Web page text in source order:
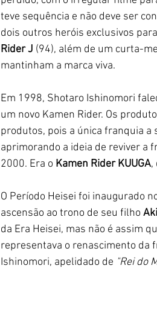
teve sequência e não deve ser
dois outros heróis exclusivos
Rider J (94), além de um curta-
mantinham a marca viva.
Em 1998, Shotaro Ishinomori
um novo Kamen Rider. Os
produtos, pois a única franquia a
aprimorando a ideia de reviver a
2000. Era o Kamen Rider KUUGA,
O Período Heisei foi inaugurado
ascensão ao trono de seu filho
da Era Heisei, mas não é assim
representava o renascimento da
Ishinomori, apelidado de "Rei do